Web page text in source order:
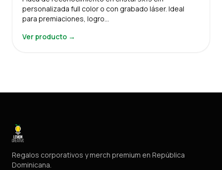
personalizada full color o con grabado láser. Ideal
para premiaciones, logro…
Ver producto →
Regalos corporativos y merch premium en República
Dominicana.